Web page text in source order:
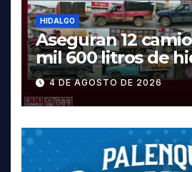
HIDALGO
Aseguran 12
mil 600 litros de
y dos vehículos
Tula
4 DE AGOSTO DE 2026